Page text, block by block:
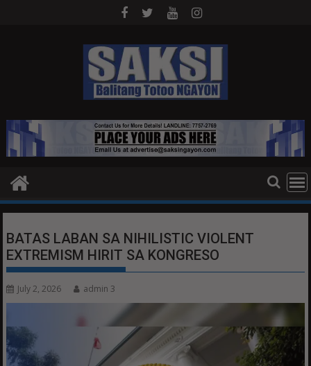
BATAS LABAN SA NIHILISTIC VIOLENT
EXTREMISM HIRIT SA KONGRESO
July 2, 2026 admin 3